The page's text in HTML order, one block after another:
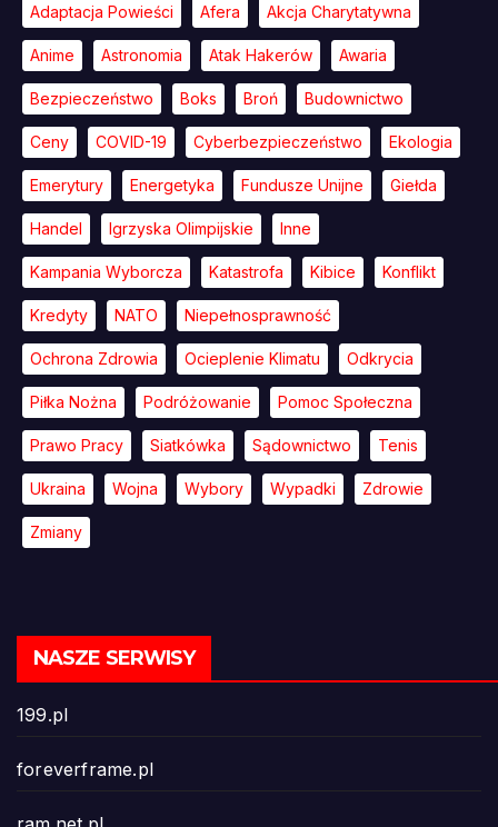
Adaptacja Powieści Afera Akcja Charytatywna
Anime Astronomia Atak Hakerów Awaria
Bezpieczeństwo Boks Broń Budownictwo
Ceny COVID-19 Cyberbezpieczeństwo Ekologia
Emerytury Energetyka Fundusze Unijne Giełda
Handel Igrzyska Olimpijskie Inne
Kampania Wyborcza Katastrofa Kibice Konflikt
Kredyty NATO Niepełnosprawność
Ochrona Zdrowia Ocieplenie Klimatu Odkrycia
Piłka Nożna Podróżowanie Pomoc Społeczna
Prawo Pracy Siatkówka Sądownictwo Tenis
Ukraina Wojna Wybory Wypadki Zdrowie
Zmiany
NASZE SERWISY
199.pl
foreverframe.pl